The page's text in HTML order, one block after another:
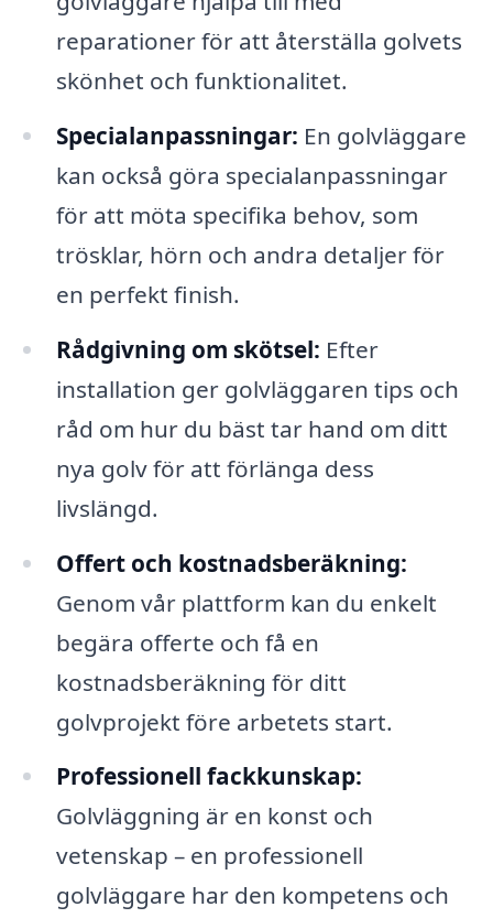
reparationer för att återställa golvets
skönhet och funktionalitet.
Specialanpassningar: En golvläggare
kan också göra specialanpassningar
för att möta specifika behov, som
trösklar, hörn och andra detaljer för
en perfekt finish.
Rådgivning om skötsel: Efter
installation ger golvläggaren tips och
råd om hur du bäst tar hand om ditt
nya golv för att förlänga dess
livslängd.
Offert och kostnadsberäkning:
Genom vår plattform kan du enkelt
begära offerte och få en
kostnadsberäkning för ditt
golvprojekt före arbetets start.
Professionell fackkunskap:
Golvläggning är en konst och
vetenskap – en professionell
golvläggare har den kompetens och